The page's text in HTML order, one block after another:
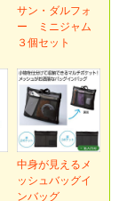
サン・ダルフォ
ー ミニジャム
３個セット
中身が見えるメ
ッシュバッグイ
ンバッグ